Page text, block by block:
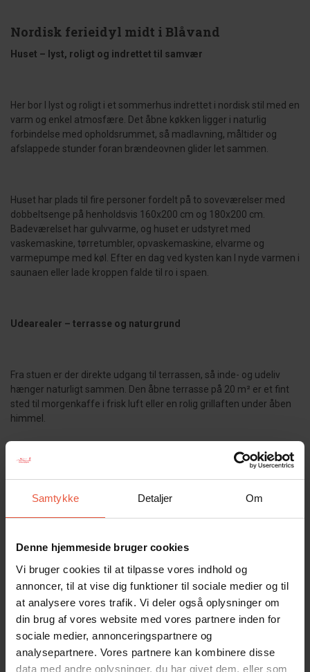
Samtykke Detaljer Om
Denne hjemmeside bruger cookies
Vi bruger cookies til at tilpasse vores indhold og
annoncer, til at vise dig funktioner til sociale medier og til
at analysere vores trafik. Vi deler også oplysninger om
din brug af vores website med vores partnere inden for
sociale medier, annonceringspartnere og
analysepartnere. Vores partnere kan kombinere disse
data med andre oplysninger, du har givet dem, eller som
Nordisk ferieidyl midt i Blåvand
Huset – lyst, roligt og indrettet til samvær
Her bor I lyst og roligt i et sommerhus indrettet i nordisk stil med en
varm og enkel atmosfære. Det åbne køkken ligger i naturlig
forbindelse med opholdsrummet, så madlavning, måltider og
afslappede stunder foran brændeovnen glider let sammen.
Huset har plads til fire personer fordelt på to soveværelser med
dobbeltsenge på henholdsvis 160x200 cm og 180x200 cm.
Badeværelset har gulvvarme, og huset er udstyret med
vaskemaskine, tørretumbler, opvaskemaskine, elvarme og
varmepumpe med køl. Efter en dag ved kysten kan I nyde varmen i
saunaen eller lade kroppen falde til ro i spaen.
Udearealer – terrasse og naturgrund
Fra stuen er der direkte udgang til terrassen, så inde- og udeliv
hænger naturligt sammen. Den åbne terrasse på 20 m² er et fint
sted til morgenkaffe i frisk luft eller en rolig grillaften under åben
himmel.
to husdyr er tilladt, så familiens firbenede medlemmer kan
Området – centralt i Blåvand tæt på strand og oplevelser
Med central beliggenhed i Blåvand bor I tæt på både det praktiske
og det hyggelige. Der er kun 100 meter til indkøb og restaurant, så
det er nemt at hente morgenbrød eller gå ud at spise. Kysten
ligger ca. 800 meter væk og indbyder til gåture, frisk luft og dage